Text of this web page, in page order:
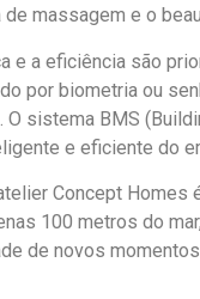
de massagem e o
e a eficiência são
por biometria ou
O sistema BMS
e eficiente do
Concept
100 metros do
de novos